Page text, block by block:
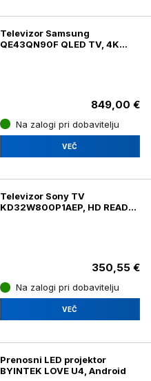
Televizor Samsung
QE43QN90F QLED TV, 4K
849,00 €
Na zalogi pri dobavitelju
VEČ
Televizor Sony TV
KD32W800P1AEP, HD READY,
350,55 €
Na zalogi pri dobavitelju
VEČ
Prenosni LED projektor
BYINTEK LOVE U4, Android